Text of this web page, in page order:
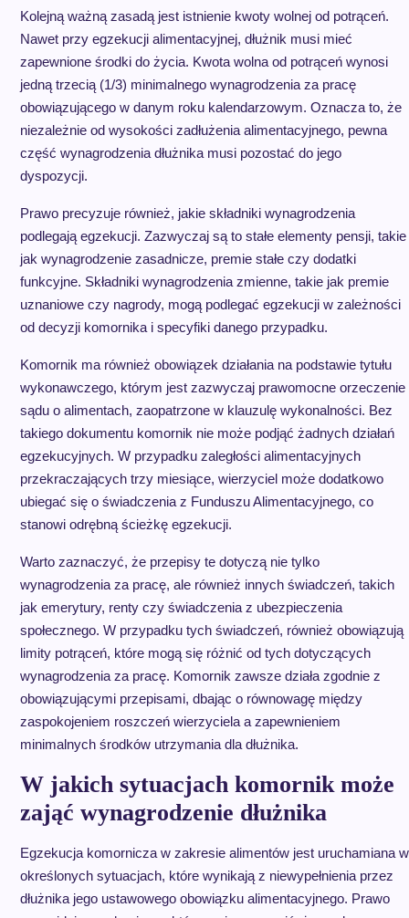
Kolejną ważną zasadą jest istnienie kwoty wolnej od potrąceń.
Nawet przy egzekucji alimentacyjnej, dłużnik musi mieć
zapewnione środki do życia. Kwota wolna od potrąceń wynosi
jedną trzecią (1/3) minimalnego wynagrodzenia za pracę
obowiązującego w danym roku kalendarzowym. Oznacza to, że
niezależnie od wysokości zadłużenia alimentacyjnego, pewna
część wynagrodzenia dłużnika musi pozostać do jego
dyspozycji.
Prawo precyzuje również, jakie składniki wynagrodzenia
podlegają egzekucji. Zazwyczaj są to stałe elementy pensji, takie
jak wynagrodzenie zasadnicze, premie stałe czy dodatki
funkcyjne. Składniki wynagrodzenia zmienne, takie jak premie
uznaniowe czy nagrody, mogą podlegać egzekucji w zależności
od decyzji komornika i specyfiki danego przypadku.
Komornik ma również obowiązek działania na podstawie tytułu
wykonawczego, którym jest zazwyczaj prawomocne orzeczenie
sądu o alimentach, zaopatrzone w klauzulę wykonalności. Bez
takiego dokumentu komornik nie może podjąć żadnych działań
egzekucyjnych. W przypadku zaległości alimentacyjnych
przekraczających trzy miesiące, wierzyciel może dodatkowo
ubiegać się o świadczenia z Funduszu Alimentacyjnego, co
stanowi odrębną ścieżkę egzekucji.
Warto zaznaczyć, że przepisy te dotyczą nie tylko
wynagrodzenia za pracę, ale również innych świadczeń, takich
jak emerytury, renty czy świadczenia z ubezpieczenia
społecznego. W przypadku tych świadczeń, również obowiązują
limity potrąceń, które mogą się różnić od tych dotyczących
wynagrodzenia za pracę. Komornik zawsze działa zgodnie z
obowiązującymi przepisami, dbając o równowagę między
zaspokojeniem roszczeń wierzyciela a zapewnieniem
minimalnych środków utrzymania dla dłużnika.
W jakich sytuacjach komornik może
zająć wynagrodzenie dłużnika
Egzekucja komornicza w zakresie alimentów jest uruchamiana w
określonych sytuacjach, które wynikają z niewypełnienia przez
dłużnika jego ustawowego obowiązku alimentacyjnego. Prawo